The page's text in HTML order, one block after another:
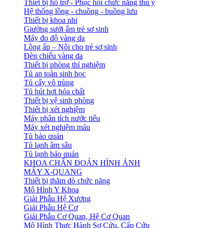
Thiết bị hỗ trợ - Phục hồi chức năng thú y
Hệ thống lồng - chuồng - buồng lưu
Thiết bị khoa nhi
Giường sưởi ấm trẻ sơ sinh
Máy đo độ vàng da
Lồng ấp – Nôi cho trẻ sơ sinh
Đèn chiếu vàng da
Thiết bị phòng thí nghiệm
Tủ an toàn sinh học
Tủ cấy vô trùng
Tủ hút hơi hóa chất
Thiết bị vệ sinh phòng
Thiết bị xét nghiệm
Máy phân tích nước tiểu
Máy xét nghiệm máu
Tủ bảo quản
Tủ lạnh âm sâu
Tủ lạnh bảo quản
KHOA CHẨN ĐOÁN HÌNH ẢNH
MÁY X-QUANG
Thiết bị thăm dò chức năng
Mô Hình Y Khoa
Giải Phẫu Hệ Xương
Giải Phẫu Hệ Cơ
Giải Phẫu Cơ Quan, Hệ Cơ Quan
Mô Hình Thực Hành Sơ Cứu, Cấp Cứu